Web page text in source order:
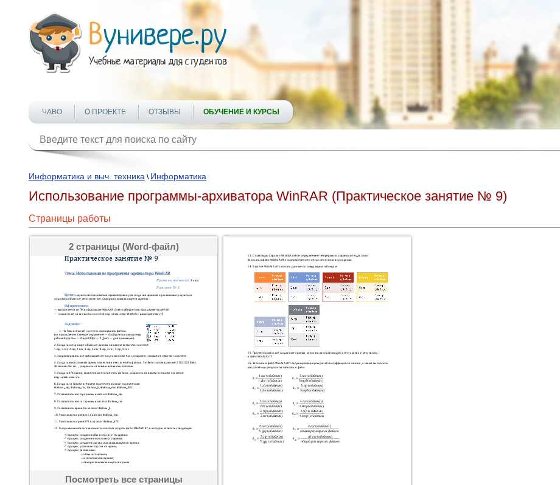
ЧАВО О ПРОЕКТЕ ОТЗЫВЫ ОБУЧЕНИЕ И КУРСЫ
Информатика и выч. техника \ Информатика
Использование программы-архиватора WinRAR (Практическое занятие № 9)
Страницы работы
2 страницы (Word-файл)
Посмотреть все страницы